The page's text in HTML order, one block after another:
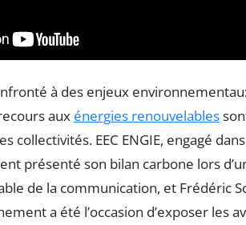
à des enjeux
aux énergies renouvelables
collectivités. EEC ENGIE, engagé
présenté son bilan carbone lors
de la communication, et Frédéric
a été l’occasion d’exposer les